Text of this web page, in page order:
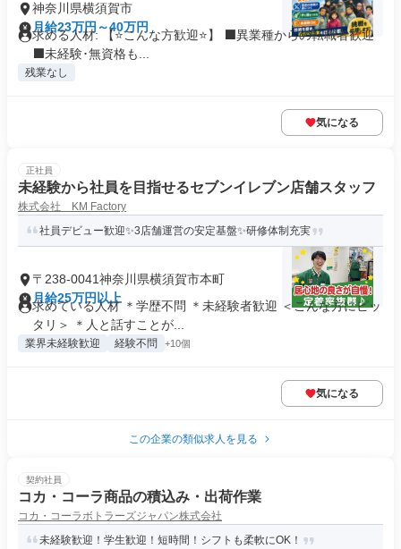
神奈川県横須賀市
月給23万円～40万円
求める人材: 【⭐️こんな方歓迎⭐️】 ⬛異業種からの転職者歓迎
⬛未経験･無資格も...
残業なし
気になる
正社員
未経験から社員を目指せるセブンイレブン店舗スタッフ
株式会社 KM Factory
社員デビュー歓迎✨3店舗運営の安定基盤✨研修体制充実
〒238-0041神奈川県横須賀市本町
月給25万円以上
求めている人材 ＊学歴不問 ＊未経験者歓迎 ＜こんな方にピッ
タリ＞ ＊人と話すことが...
業界未経験歓迎 経験不問 +10個
気になる
この企業の類似求人を見る
契約社員
コカ・コーラ商品の積込み・出荷作業
コカ・コーラボトラーズジャパン株式会社
未経験歓迎！学生歓迎！短時間！シフトも柔軟にOK！